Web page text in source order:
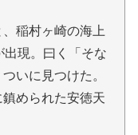
稲村ヶ崎の海上
出現。曰く「そな
いに見つけた。
められた安徳天